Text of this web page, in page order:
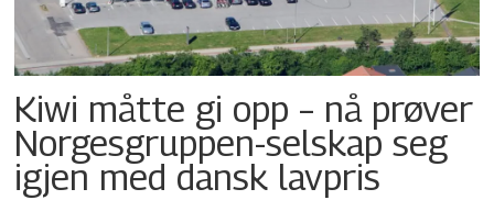
Kiwi måtte gi opp – nå prøver
Norgesgruppen-selskap seg
igjen med dansk lavpris